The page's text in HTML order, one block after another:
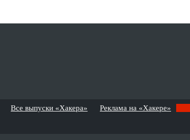
Все выпуски «Хакера» Реклама на «Хакере»